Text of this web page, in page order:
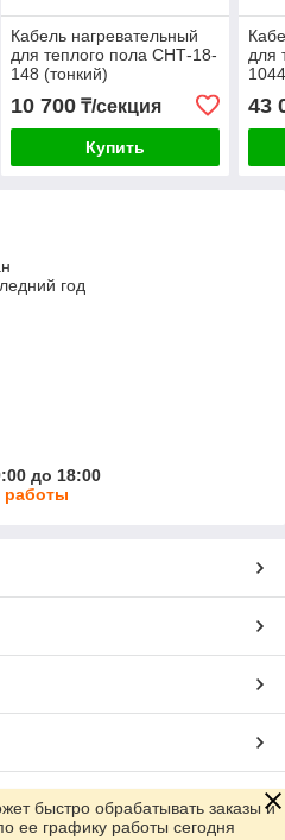
Кабель нагревательный
для теплого пола СНТ-18-
148 (тонкий)
10 700₸/секция
Купить
для
43
год
до 18:00
работы
быстро обрабатывать заказы и
ее графику работы сегодня